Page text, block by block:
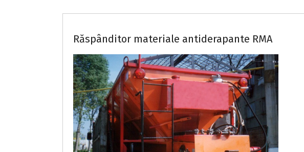
Răspânditor materiale antiderapante RMA